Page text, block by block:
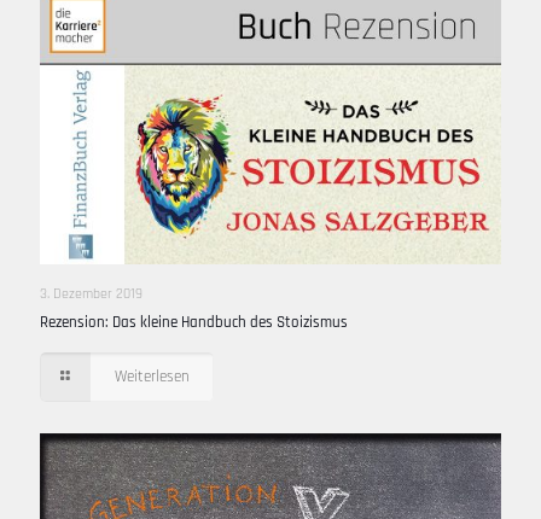
3. Dezember 2019
Rezension: Das kleine Handbuch des Stoizismus
Weiterlesen